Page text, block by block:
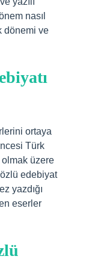
nasıl
dönemi ve
ortaya
Türk
olmak üzere
edebiyat
yazdığı
eserler